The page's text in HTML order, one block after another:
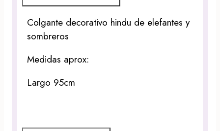
Colgante decorativo hindu de elefantes y
sombreros
Medidas aprox:
Largo 95cm